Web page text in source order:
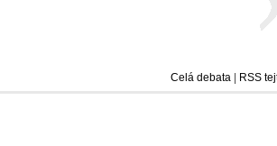
Celá debata RSS